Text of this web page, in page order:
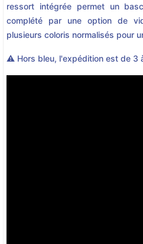
ressort intégrée permet un
complété par une option de
plusieurs coloris normalisés pour
⚠️ Hors bleu, l'expédition est de 3